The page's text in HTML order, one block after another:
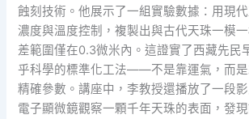
蝕刻技術。他展示了一組實驗數據：用現
濃度與溫度控制，複製出與古代天珠一模
差範圍僅在0.3微米內。這證實了西藏先民
乎科學的標準化工法——不是靠運氣，而是
精確參數。講座中，李教授還播放了一段
電子顯微鏡觀察一顆千年天珠的表面，發